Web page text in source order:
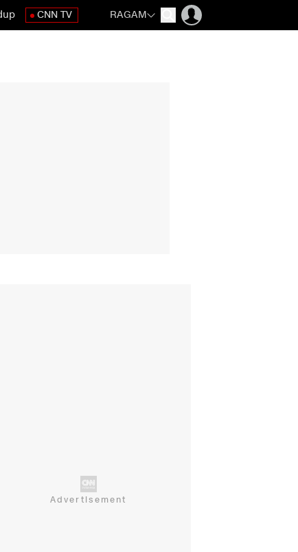
CNN TV RAGAM